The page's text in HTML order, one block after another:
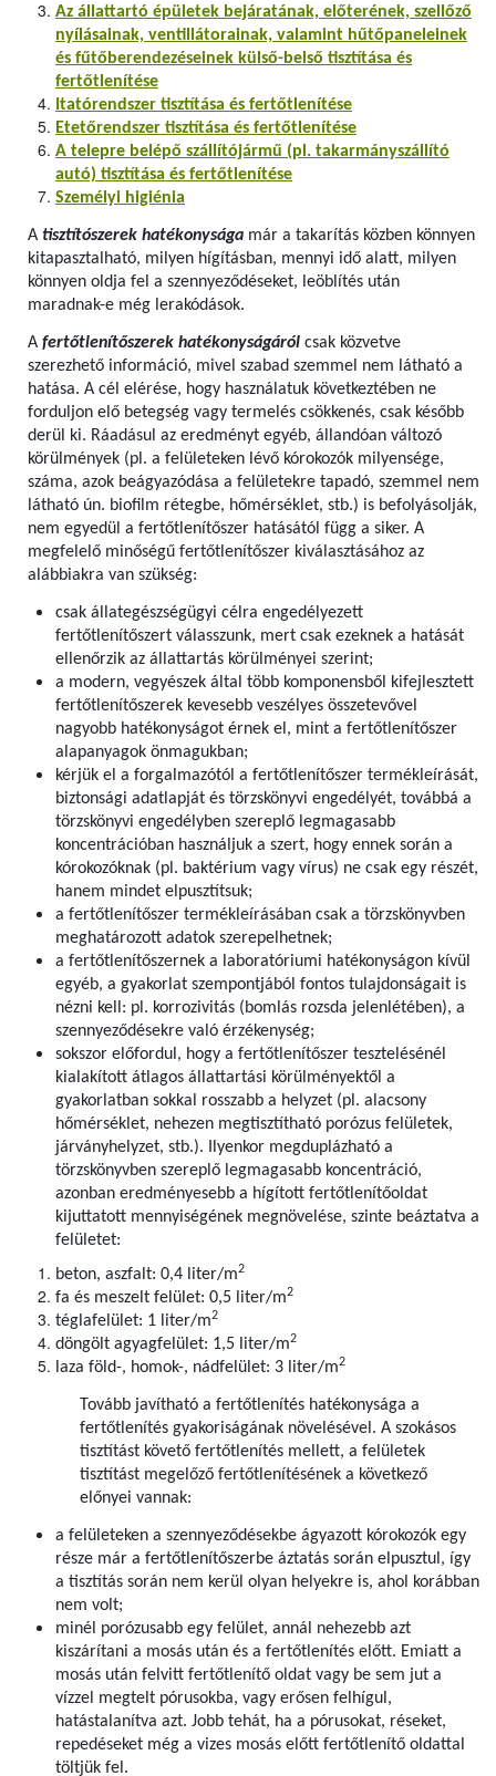
Az állattartó épületek bejáratának, előterének, szellőző
nyílásainak, ventillátorainak, valamint hűtőpaneleinek
és fűtőberendezéseinek külső-belső tisztítása és
fertőtlenítése
Itatórendszer tisztítása és fertőtlenítése
Etetőrendszer tisztítása és fertőtlenítése
A telepre belépő szállítójármű (pl. takarmányszállító
autó) tisztítása és fertőtlenítése
Személyi higiénia
A tisztítószerek hatékonysága már a takarítás közben könnyen
kitapasztalható, milyen hígításban, mennyi idő alatt, milyen
könnyen oldja fel a szennyeződéseket, leöblítés után
maradnak-e még lerakódások.
A fertőtlenítőszerek hatékonyságáról csak közvetve
szerezhető információ, mivel szabad szemmel nem látható a
hatása. A cél elérése, hogy használatuk következtében ne
forduljon elő betegség vagy termelés csökkenés, csak később
derül ki. Ráadásul az eredményt egyéb, állandóan változó
körülmények (pl. a felületeken lévő kórokozók milyensége,
száma, azok beágyazódása a felületekre tapadó, szemmel nem
látható ún. biofilm rétegbe, hőmérséklet, stb.) is befolyásolják,
nem egyedül a fertőtlenítőszer hatásától függ a siker. A
megfelelő minőségű fertőtlenítőszer kiválasztásához az
alábbiakra van szükség:
csak állategészségügyi célra engedélyezett
fertőtlenítőszert válasszunk, mert csak ezeknek a hatását
ellenőrzik az állattartás körülményei szerint;
a modern, vegyészek által több komponensből kifejlesztett
fertőtlenítőszerek kevesebb veszélyes összetevővel
nagyobb hatékonyságot érnek el, mint a fertőtlenítőszer
alapanyagok önmagukban;
kérjük el a forgalmazótól a fertőtlenítőszer termékleírását,
biztonsági adatlapját és törzskönyvi engedélyét, továbbá a
törzskönyvi engedélyben szereplő legmagasabb
koncentrációban használjuk a szert, hogy ennek során a
kórokozóknak (pl. baktérium vagy vírus) ne csak egy részét,
hanem mindet elpusztítsuk;
a fertőtlenítőszer termékleírásában csak a törzskönyvben
meghatározott adatok szerepelhetnek;
a fertőtlenítőszernek a laboratóriumi hatékonyságon kívül
egyéb, a gyakorlat szempontjából fontos tulajdonságait is
nézni kell: pl. korrozivitás (bomlás rozsda jelenlétében), a
szennyeződésekre való érzékenység;
sokszor előfordul, hogy a fertőtlenítőszer tesztelésénél
kialakított átlagos állattartási körülményektől a
gyakorlatban sokkal rosszabb a helyzet (pl. alacsony
hőmérséklet, nehezen megtisztítható porózus felületek,
járványhelyzet, stb.). Ilyenkor megduplázható a
törzskönyvben szereplő legmagasabb koncentráció,
azonban eredményesebb a hígított fertőtlenítőoldat
kijuttatott mennyiségének megnövelése, szinte beáztatva a
felületet:
beton, aszfalt: 0,4 liter/m2
fa és meszelt felület: 0,5 liter/m2
téglafelület: 1 liter/m2
döngölt agyagfelület: 1,5 liter/m2
laza föld-, homok-, nádfelület: 3 liter/m2
Tovább javítható a fertőtlenítés hatékonysága a
fertőtlenítés gyakoriságának növelésével. A szokásos
tisztítást követő fertőtlenítés mellett, a felületek
tisztítást megelőző fertőtlenítésének a következő
előnyei vannak:
a felületeken a szennyeződésekbe ágyazott kórokozók egy
része már a fertőtlenítőszerbe áztatás során elpusztul, így
a tisztítás során nem kerül olyan helyekre is, ahol korábban
nem volt;
minél porózusabb egy felület, annál nehezebb azt
kiszárítani a mosás után és a fertőtlenítés előtt. Emiatt a
mosás után felvitt fertőtlenítő oldat vagy be sem jut a
vízzel megtelt pórusokba, vagy erősen felhígul,
hatástalanítva azt. Jobb tehát, ha a pórusokat, réseket,
repedéseket még a vizes mosás előtt fertőtlenítő oldattal
töltjük fel.